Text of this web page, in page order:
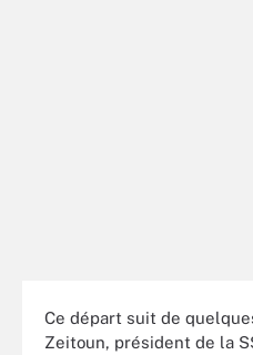
Ce départ suit de
Zeitoun, président de la